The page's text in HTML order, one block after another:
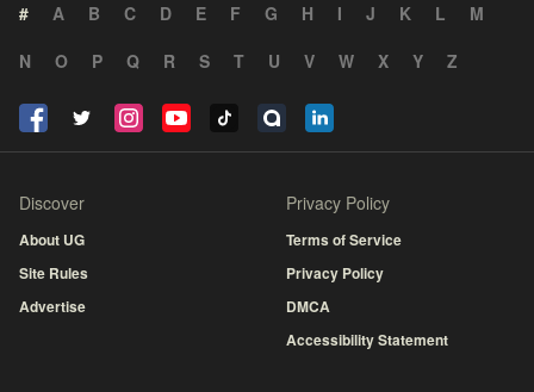
# A B C D E F G H I J K L
M
N
O P Q R S T U V W X Y Z
Discover
About UG
Site Rules
Advertise
Privacy Policy
Terms of Service
Privacy Policy
DMCA
Accessibility Statement